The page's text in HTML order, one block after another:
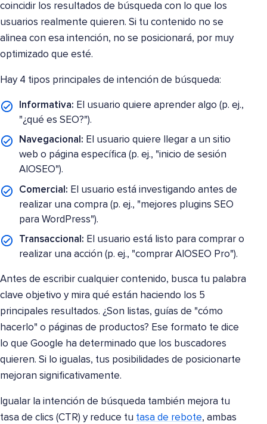
coincidir los resultados de búsqueda con lo que los
usuarios realmente quieren. Si tu contenido no se
alinea con esa intención, no se posicionará, por muy
optimizado que esté.
Hay 4 tipos principales de intención de búsqueda:
Informativa: El usuario quiere aprender algo (p. ej.,
"¿qué es SEO?").
Navegacional: El usuario quiere llegar a un sitio
web o página específica (p. ej., "inicio de sesión
AIOSEO").
Comercial: El usuario está investigando antes de
realizar una compra (p. ej., "mejores plugins SEO
para WordPress").
Transaccional: El usuario está listo para comprar o
realizar una acción (p. ej., "comprar AIOSEO Pro").
Antes de escribir cualquier contenido, busca tu palabra
clave objetivo y mira qué están haciendo los 5
principales resultados. ¿Son listas, guías de "cómo
hacerlo" o páginas de productos? Ese formato te dice
lo que Google ha determinado que los buscadores
quieren. Si lo igualas, tus posibilidades de posicionarte
mejoran significativamente.
Igualar la intención de búsqueda también mejora tu
tasa de clics (CTR) y reduce tu tasa de rebote, ambas